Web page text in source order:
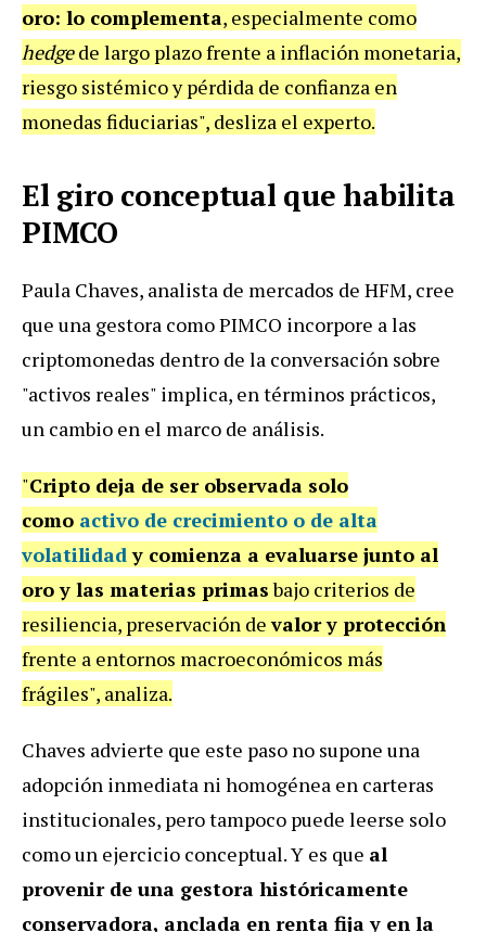
oro: lo complementa, especialmente como
hedgede largo plazo frente a inflación monetaria,
riesgo sistémico y pérdida de confianza en
monedas fiduciarias", desliza el experto.
El giro conceptual que habilita
PIMCO
Paula Chaves, analista de mercados de HFM, cree
que una gestora como PIMCO incorpore a las
criptomonedas dentro de la conversación sobre
"activos reales" implica, en términos prácticos,
un cambio en el marco de análisis.
"Cripto deja de ser observada solo
como activo de crecimiento o de alta
volatilidady comienza a evaluarse junto al
oro y las materias primasbajo criterios de
resiliencia, preservación devalor y protección
frente a entornos macroeconómicos más
frágiles", analiza.
Chaves advierte que este paso no supone una
adopción inmediata ni homogénea en carteras
institucionales, pero tampoco puede leerse solo
como un ejercicio conceptual. Y es que al
provenir de una gestora históricamente
conservadora, anclada en renta fija y en la